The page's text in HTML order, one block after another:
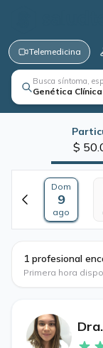
Telemedicina
Busca síntoma,
Genética
$
Dom
9
ago
1 profesional
Primera hora